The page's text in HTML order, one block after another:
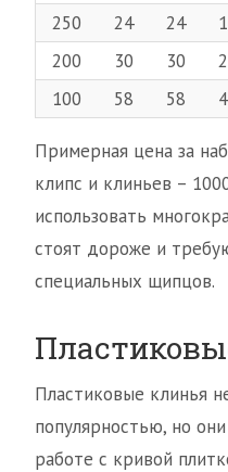
250 24 24
200
30 30
100
58 58
Примерная цена за
клипс и клиньев –
использовать
стоят дороже и
специальных щипцов.
Пластиковые клинья
популярностью, но
работе с кривой